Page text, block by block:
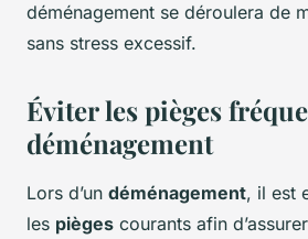
déménagement se déroulera de
sans stress excessif.
Éviter les pièges
déménagement
Lors d’un déménagement, il est
les pièges courants afin